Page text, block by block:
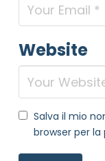
Website
Salva il mio
browser per
Newsletter
Desidero
novità
newsletter